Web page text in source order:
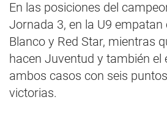
En las posiciones del
Jornada 3, en la U9 empatan
Blanco y Red Star, mientras
hacen Juventud y también el
ambos casos con seis
victorias.